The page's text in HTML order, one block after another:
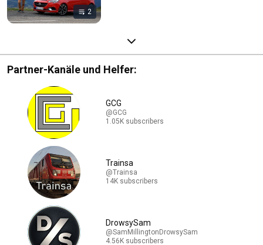
2
Partner-Kanäle und Helfer:
GCG
@GCG
1.05K subscribers
Trainsa
@Trainsa
14K subscribers
DrowsySam
@SamMillingtonDrowsySam
4.56K subscribers